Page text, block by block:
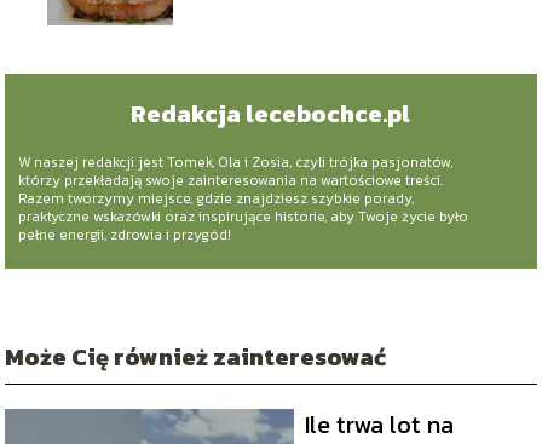
Redakcja lecebochce.pl
W naszej redakcji jest Tomek, Ola i Zosia, czyli trójka pasjonatów,
którzy przekładają swoje zainteresowania na wartościowe treści.
Razem tworzymy miejsce, gdzie znajdziesz szybkie porady,
praktyczne wskazówki oraz inspirujące historie, aby Twoje życie było
pełne energii, zdrowia i przygód!
Może Cię również zainteresować
Ile trwa lot na